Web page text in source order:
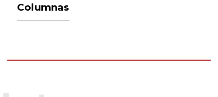
Columnas